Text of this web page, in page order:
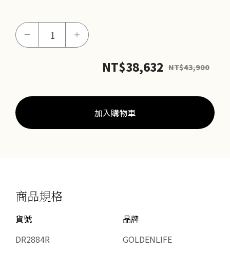
－
戒
＋
NT$38,632 NT$43,900
加入購物車
商品規格
貨號
DR2884R
品牌
GOLDENLIFE